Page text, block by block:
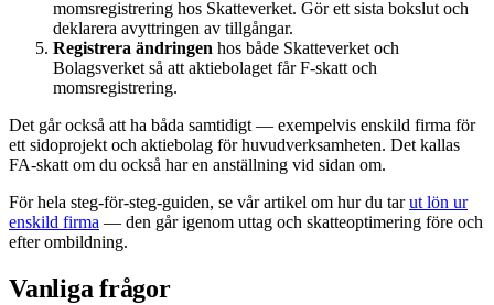
momsregistrering hos Skatteverket. Gör ett sista bokslut och
deklarera avyttringen av tillgångar.
Registrera ändringen hos både Skatteverket och
Bolagsverket så att aktiebolaget får F-skatt och
momsregistrering.
Det går också att ha båda samtidigt — exempelvis enskild firma för
ett sidoprojekt och aktiebolag för huvudverksamheten. Det kallas
FA-skatt om du också har en anställning vid sidan om.
För hela steg-för-steg-guiden, se vår artikel om hur du tarut lön ur
enskild firma — den går igenom uttag och skatteoptimering före och
efter ombildning.
Vanliga frågor